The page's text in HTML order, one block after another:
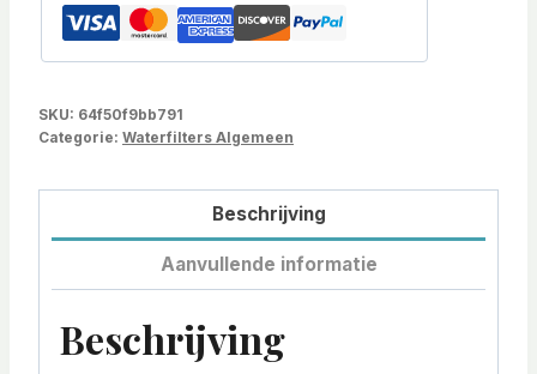
SKU: 64f50f9bb791
Categorie: Waterfilters Algemeen
Beschrijving
Aanvullende informatie
Beschrijving